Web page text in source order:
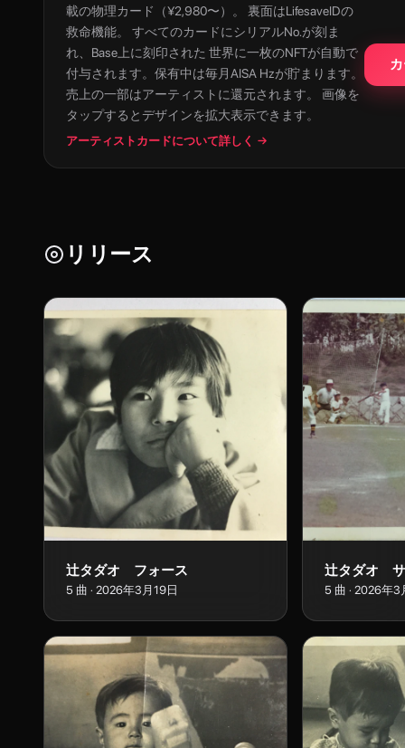
載の物理カード（¥2,980〜）。 裏面はLifesaveIDの
救命機能。 すべてのカードにシリアルNo.が刻ま
れ、Base上に刻印された 世界に一枚のNFTが自動で
付与されます。保有中は毎月AISA Hzが貯まります。
売上の一部はアーティストに還元されます。 画像を
タップするとデザインを拡大表示できます。
アーティストカードについて詳しく →
リリース
辻タダオ フォース
5 曲 · 2026年3月19日
辻タダオ
5 曲 · 2026年3